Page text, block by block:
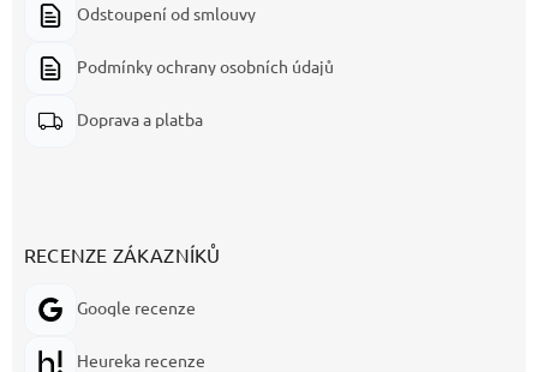
Odstoupení od smlouvy
Podmínky ochrany osobních údajů
Doprava a platba
RECENZE ZÁKAZNÍKŮ
Google recenze
Heureka recenze